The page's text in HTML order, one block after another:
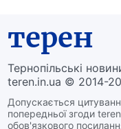
терен
Тернопільські
teren.in.ua © 2014-
Допускається
попередньої згоди
обов'язкового